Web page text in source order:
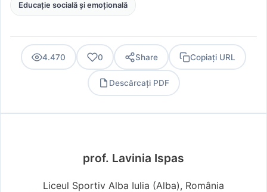
Educație socială și emoțională
4.470 0 Share Copiați URL
Descărcați PDF
prof. Lavinia Ispas
Liceul Sportiv Alba Iulia (Alba), România